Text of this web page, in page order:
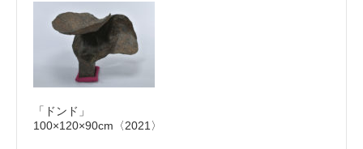
「ドンド」
100×120×90cm〈2021〉